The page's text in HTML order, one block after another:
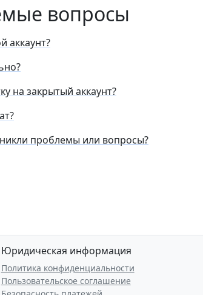
вопросы
аккаунт?
на закрытый аккаунт?
проблемы или вопросы?
Юридическая информация
Политика конфиденциальности
Пользовательское соглашение